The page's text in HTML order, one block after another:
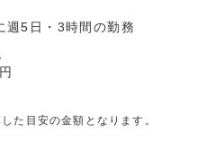
週5日・3時間の勤務
た目安の金額となります。